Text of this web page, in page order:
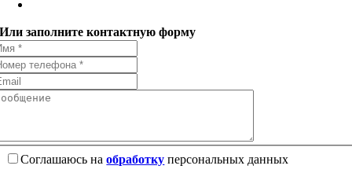
Или заполните контактную форму
Соглашаюсь наобработку персональных данных